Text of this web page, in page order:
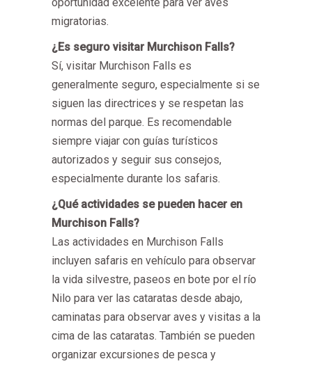
migratorias.
¿Es seguro visitar Murchison Falls?
Sí, visitar Murchison Falls es
generalmente seguro, especialmente si se
siguen las directrices y se respetan las
normas del parque. Es recomendable
siempre viajar con guías turísticos
autorizados y seguir sus consejos,
especialmente durante los safaris.
¿Qué actividades se pueden hacer en
Murchison Falls?
Las actividades en Murchison Falls
incluyen safaris en vehículo para observar
la vida silvestre, paseos en bote por el río
Nilo para ver las cataratas desde abajo,
caminatas para observar aves y visitas a la
cima de las cataratas. También se pueden
organizar excursiones de pesca y